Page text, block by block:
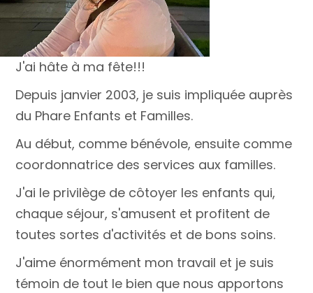
J'ai hâte à ma fête!!!
Depuis janvier 2003, je suis impliquée auprès
du Phare Enfants et Familles.
Au début, comme bénévole, ensuite comme
coordonnatrice des services aux familles.
J'ai le privilège de côtoyer les enfants qui,
chaque séjour, s'amusent et profitent de
toutes sortes d'activités et de bons soins.
J'aime énormément mon travail et je suis
témoin de tout le bien que nous apportons